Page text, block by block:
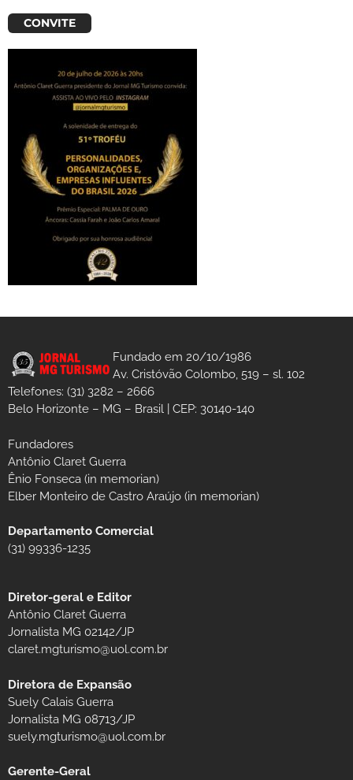
CONVITE
Fundado em 20/10/1986
Av. Cristóvão Colombo, 519 – sl. 102
Telefones: (31) 3282 – 2666
Belo Horizonte – MG – Brasil | CEP: 30140-140
Fundadores
Antônio Claret Guerra
Ênio Fonseca (in memorian)
Elber Monteiro de Castro Araújo (in memorian)
Departamento Comercial
(31) 99336-1235
Diretor-geral e Editor
Antônio Claret Guerra
Jornalista MG 02142/JP
claret.mgturismo@uol.com.br
Diretora de Expansão
Suely Calais Guerra
Jornalista MG 08713/JP
suely.mgturismo@uol.com.br
Gerente-Geral